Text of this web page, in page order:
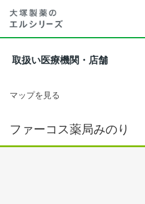
取扱い医療機関・店舗
マップを見る
ファーコス薬局みのり